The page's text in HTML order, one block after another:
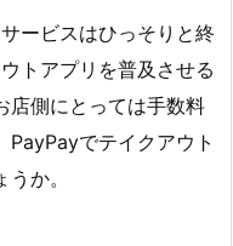
ービスはひっそりと終
トアプリを普及させる
店側にとっては手数料
でテイクアウト
か。